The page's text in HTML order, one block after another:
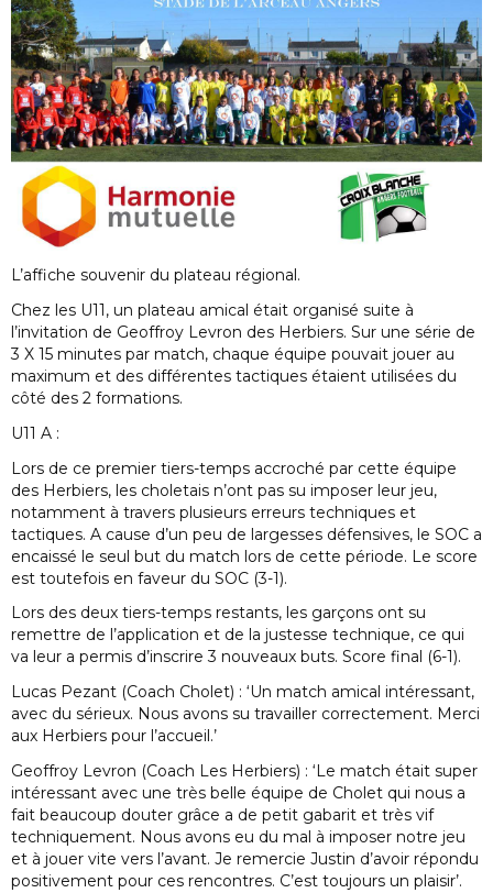
L’affiche souvenir du plateau régional.
Chez les U11, un plateau amical était organisé suite à
l’invitation de Geoffroy Levron des Herbiers. Sur une série de
3 X 15 minutes par match, chaque équipe pouvait jouer au
maximum et des différentes tactiques étaient utilisées du
côté des 2 formations.
U11 A :
Lors de ce premier tiers-temps accroché par cette équipe
des Herbiers, les choletais n’ont pas su imposer leur jeu,
notamment à travers plusieurs erreurs techniques et
tactiques. A cause d’un peu de largesses défensives, le SOC a
encaissé le seul but du match lors de cette période. Le score
est toutefois en faveur du SOC (3-1).
Lors des deux tiers-temps restants, les garçons ont su
remettre de l’application et de la justesse technique, ce qui
va leur a permis d’inscrire 3 nouveaux buts. Score final (6-1).
Lucas Pezant (Coach Cholet) : ‘Un match amical intéressant,
avec du sérieux. Nous avons su travailler correctement. Merci
aux Herbiers pour l’accueil.’
Geoffroy Levron (Coach Les Herbiers) : ‘Le match était super
intéressant avec une très belle équipe de Cholet qui nous a
fait beaucoup douter grâce a de petit gabarit et très vif
techniquement. Nous avons eu du mal à imposer notre jeu
et à jouer vite vers l’avant. Je remercie Justin d’avoir répondu
positivement pour ces rencontres. C’est toujours un plaisir’.